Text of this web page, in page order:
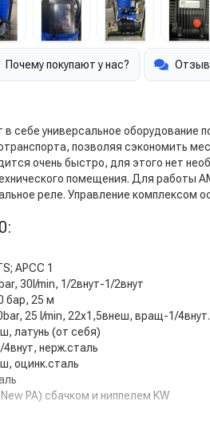
Почему покупают у нас?
себе универсальное оборудование
позволяя сэкономить
очень быстро, для этого нет
помещения. Для работы
реле. Управление
APCC 1
30l/min, 1/2внут-1/2внут
бар, 25 м
25 l/min, 22х1,5внеш, вращ-1/4внут.
латунь (от себя)
нерж.сталь
оцинк.сталь
PA) сбачком и ниппелем KW